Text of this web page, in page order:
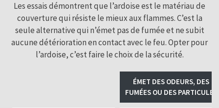
ÉMET DES ODEURS, DES
FUMÉES OU DES PARTICULES
Les essais démontrent que l’ardoise est le matériau de
couverture qui résiste le mieux aux flammes. C’est la
seule alternative qui n’émet pas de fumée et ne subit
aucune détérioration en contact avec le feu. Opter pour
l’ardoise, c’est faire le choix de la sécurité.